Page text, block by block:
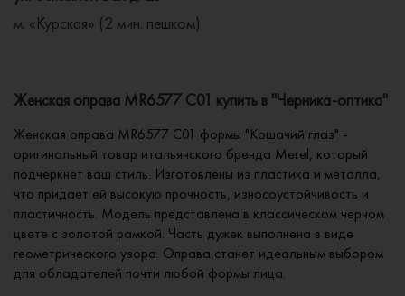
м. «Курская» (2 мин. пешком)
Женская оправа MR6577 C01 купить в "Черника-оптика"
Женская оправа MR6577 C01 формы "Кошачий глаз" -
оригинальный товар итальянского бренда Merel, который
подчеркнет ваш стиль. Изготовлены из пластика и металла,
что придает ей высокую прочность, износоустойчивость и
пластичность. Модель представлена в классическом черном
цвете с золотой рамкой. Часть дужек выполнена в виде
геометрического узора. Оправа станет идеальным выбором
для обладателей почти любой формы лица.